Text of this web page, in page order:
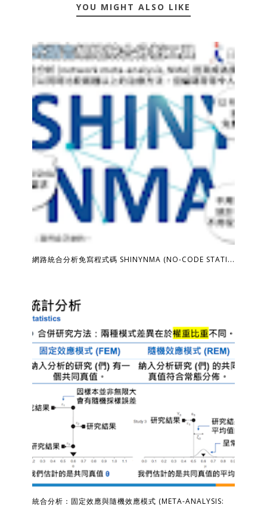
YOU MIGHT ALSO LIKE
網路統合分析免寫程式碼 SHINYNMA (NO-CODE STATI...
統合分析：固定效應與隨機效應模式 (META-ANALYSIS: